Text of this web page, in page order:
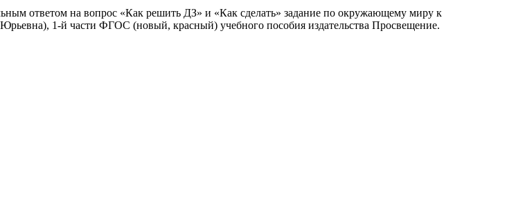
ответом на вопрос «Как решить ДЗ» и «Как сделать» задание по окружающему миру к
1-й части ФГОС (новый, красный) учебного пособия издательства Просвещение.